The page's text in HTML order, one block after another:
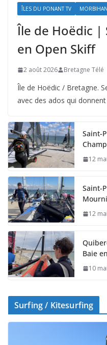
ÎLES DU PONANT TV MORBIHAN
Île de Hoëdic |
en Open Skiff
2 août 2026 Bretagne Télé
Île de Hoëdic / Bretagne.
avec des ados qui
Saint-
12
Saint-
12
Baie
10
Surfing / Kitesurfing